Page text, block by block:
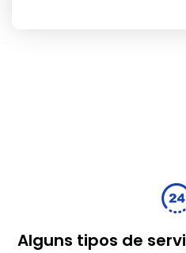
Alguns tipos de